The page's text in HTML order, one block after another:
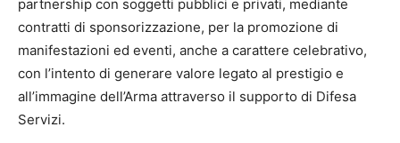
partnership con soggetti pubblici e privati, mediante
contratti di sponsorizzazione, per la promozione di
manifestazioni ed eventi, anche a carattere celebrativo,
con l’intento di generare valore legato al prestigio e
all’immagine dell’Arma attraverso il supporto di Difesa
Servizi.